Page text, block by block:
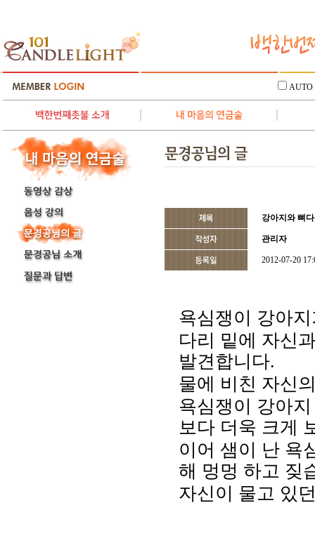
AUTO
강아지와 뼈
관리자
2012-07-20
욕심쟁이 강아
다리 밑에 자신
발견합니다.
물에 비친 자신
욕심쟁이 강아
보다 더욱 크게
이어 샘이 난 욕
해 멍멍 하고 짖
자신이 물고 있